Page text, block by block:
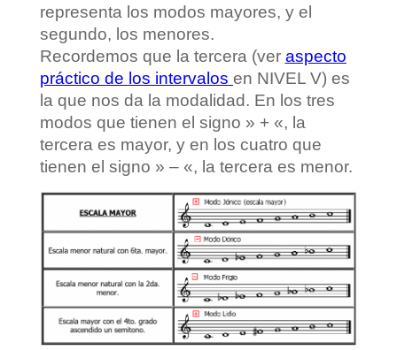
representa los modos mayores, y el
segundo, los menores.
Recordemos que la tercera (ver aspecto
práctico de los intervalos en NIVEL V) es
la que nos da la modalidad. En los tres
modos que tienen el signo » + «, la
tercera es mayor, y en los cuatro que
tienen el signo » – «, la tercera es menor.